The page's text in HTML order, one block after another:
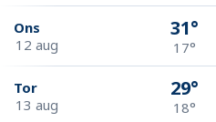
Ons
12 aug
31°
17°
Tor
13 aug
29°
18°